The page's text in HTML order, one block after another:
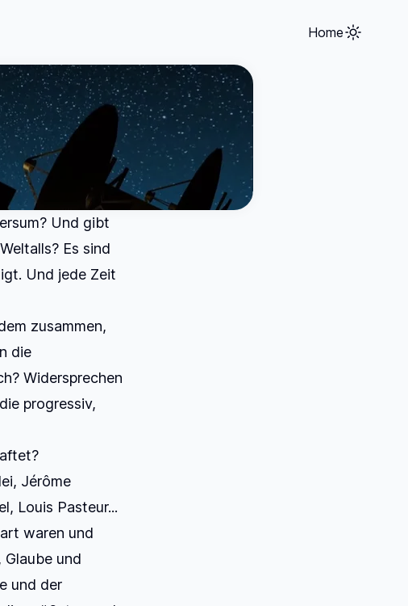
Home
Und gibt
Es sind
Und jede Zeit
zusammen,
die
Widersprechen
progressiv,
Jérôme
Louis Pasteur...
waren und
und
und der